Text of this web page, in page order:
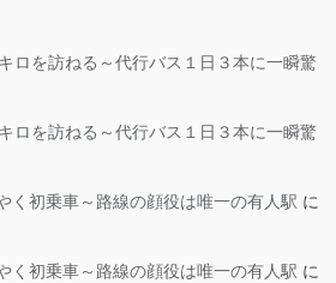
ロを訪ねる～代行バス１日３本に一瞬驚
ロを訪ねる～代行バス１日３本に一瞬驚
く初乗車～路線の顔役は唯一の有人駅 に
く初乗車～路線の顔役は唯一の有人駅 に